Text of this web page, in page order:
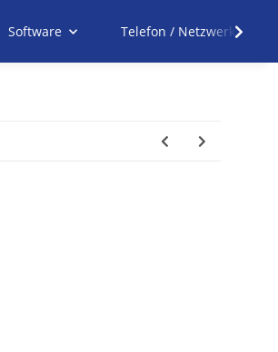
Software Telefon / Netzwerk